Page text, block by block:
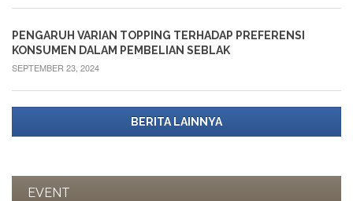
PENGARUH VARIAN TOPPING TERHADAP PREFERENSI
KONSUMEN DALAM PEMBELIAN SEBLAK
SEPTEMBER 23, 2024
BERITA LAINNYA
EVENT